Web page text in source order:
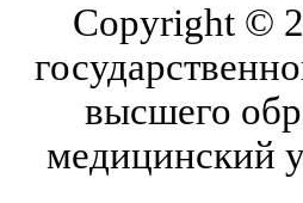
Copyright ©
высшего
медицинский